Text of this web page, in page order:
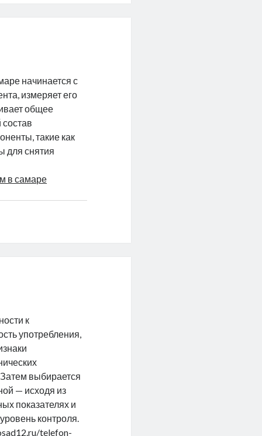
начинается с
измеряет его
общее
такие как
для снятия
в самаре
к
употребления,
выбирается
— исходя из
показателях и
контроля.
telefon-